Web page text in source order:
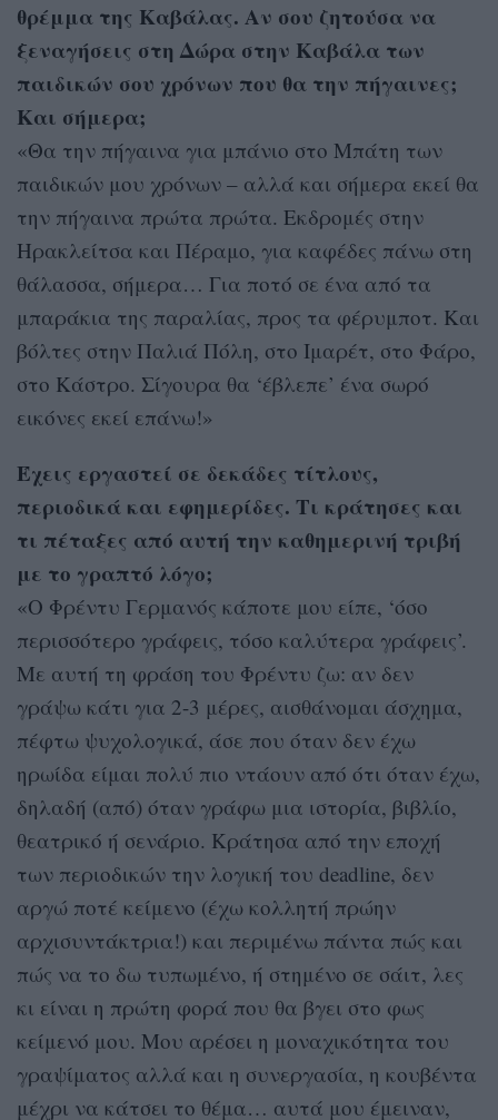
θρέμμα της Καβάλας. Αν σου ζητούσα να
ξεναγήσεις στη Δώρα στην Καβάλα των
παιδικών σου χρόνων που θα την πήγαινες;
Και σήμερα;
«Θα την πήγαινα για μπάνιο στο Μπάτη των
παιδικών μου χρόνων – αλλά και σήμερα εκεί θα
την πήγαινα πρώτα πρώτα. Εκδρομές στην
Ηρακλείτσα και Πέραμο, για καφέδες πάνω στη
θάλασσα, σήμερα… Για ποτό σε ένα από τα
μπαράκια της παραλίας, προς τα φέρυμποτ. Και
βόλτες στην Παλιά Πόλη, στο Ιμαρέτ, στο Φάρο,
στο Κάστρο. Σίγουρα θα ‘έβλεπε’ ένα σωρό
εικόνες εκεί επάνω!»
Έχεις εργαστεί σε δεκάδες τίτλους,
περιοδικά και εφημερίδες. Τι κράτησες και
τι πέταξες από αυτή την καθημερινή τριβή
με το γραπτό λόγο;
«Ο Φρέντυ Γερμανός κάποτε μου είπε, ‘όσο
περισσότερο γράφεις, τόσο καλύτερα γράφεις’.
Με αυτή τη φράση του Φρέντυ ζω: αν δεν
γράψω κάτι για 2-3 μέρες, αισθάνομαι άσχημα,
πέφτω ψυχολογικά, άσε που όταν δεν έχω
ηρωίδα είμαι πολύ πιο ντάουν από ότι όταν έχω,
δηλαδή (από) όταν γράφω μια ιστορία, βιβλίο,
θεατρικό ή σενάριο. Κράτησα από την εποχή
των περιοδικών την λογική του deadline, δεν
αργώ ποτέ κείμενο (έχω κολλητή πρώην
αρχισυντάκτρια!) και περιμένω πάντα πώς και
πώς να το δω τυπωμένο, ή στημένο σε σάιτ, λες
κι είναι η πρώτη φορά που θα βγει στο φως
κείμενό μου. Μου αρέσει η μοναχικότητα του
γραψίματος αλλά και η συνεργασία, η κουβέντα
μέχρι να κάτσει το θέμα… αυτά μου έμειναν,